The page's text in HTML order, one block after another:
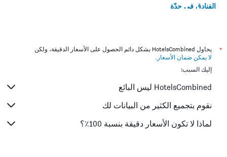
الفنادق في جدّة
*
يحاول HotelsCombined بشكل دائم الحصول على الأسعار الدقيقة، ولكن
لا يمكن ضمان الأسعار .
إليك السبب:
HotelsCombined ليس البائع
نقوم بتجميع الكثير من البيانات لك
لماذا لا تكون الأسعار دقيقة بنسبة 100٪؟